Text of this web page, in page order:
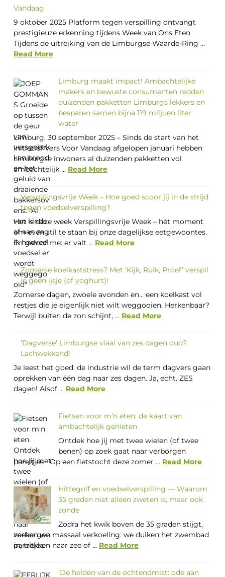
Vandaag
9 oktober 2025 Platform tegen verspilling ontvangt
prestigieuze erkenning tijdens Week van Ons Eten
Tijdens de uitreiking van de Limburgse Waarde-Ring ...
Read More
Limburg maakt impact! Ambachtelijke
makers en bewuste consumenten redden
duizenden pakketten Limburgs lekkers en
besparen samen bijna 119 miljoen liter
water
Limburg, 30 september 2025 – Sinds de start van het
initiatief Vers Voor Vandaag afgelopen januari hebben
Limburgse inwoners al duizenden pakketten vol
ambachtelijk ... Read More
Verspillingsvrije Week – Hoe goed scoor jij in de strijd
tegen voedselverspilling?
Het is deze week Verspillingsvrije Week – hét moment
om even stil te staan bij onze dagelijkse eetgewoontes.
En geloof me: er valt ... Read More
Zomerse koelkaststress? Met ‘Kijk, Ruik, Proef’ verspil
je geen ijsje (of yoghurt)!
Zomerse dagen, zwoele avonden en… een koelkast vol
restjes die je eigenlijk niet wilt weggooien. Herkenbaar?
Terwijl buiten de zon schijnt, ... Read More
‘Dagverse’ Limburgse vlaai van zes dagen oud?
Lachwekkend!
Je leest het goed: de industrie wil de term dagvers gaan
oprekken van één dag naar zes dagen. Ja, echt. ZES
dagen! Alsof ... Read More
Fietsen voor m’n eten: de kaart van
ambachtelijk genieten
Ontdek hoe jij met twee wielen (of twee
benen) op zoek gaat naar verborgen
pareltjes Op een fietstocht deze zomer ... Read More
Hittegolf en voedselverspilling — Waarom
35 graden niet alleen zweten is, maar ook
zonde
Zodra het kwik boven de 35 graden stijgt,
zoeken we massaal verkoeling: we duiken het zwembad
in, trekken naar zee of ... Read More
‘De helden van de ochtendmist: ode aan